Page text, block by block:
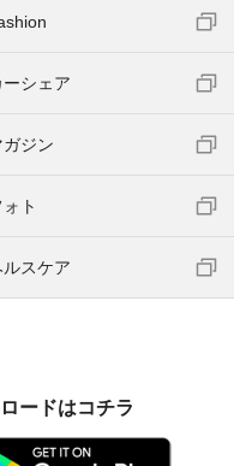
シェア
ジン
ト
スケア
ードはコチラ